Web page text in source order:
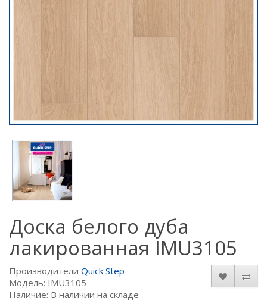
Доска белого дуба
лакированная IMU3105
Производители Quick Step
Модель: IMU3105
Наличие: В наличии на складе